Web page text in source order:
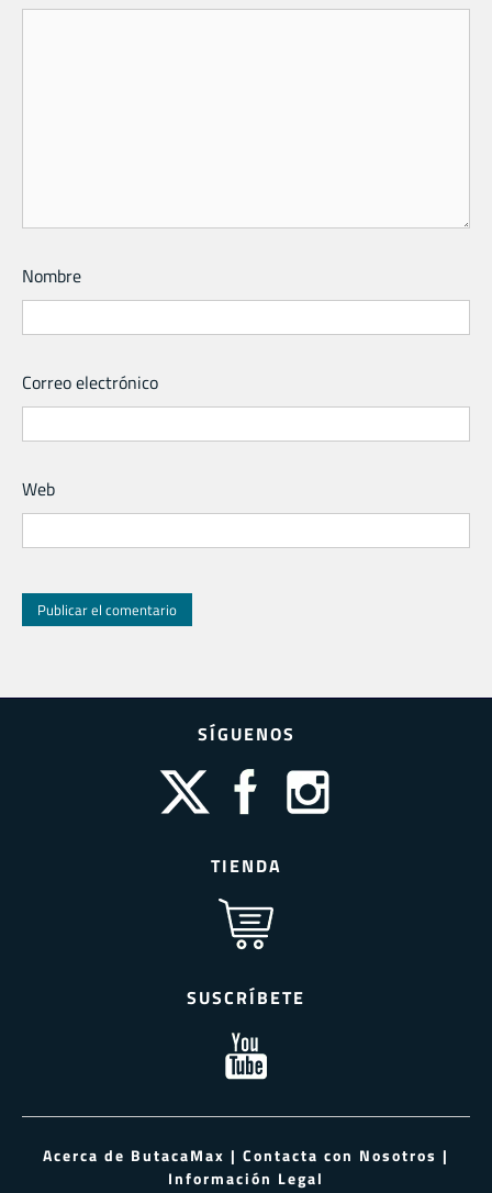
Nombre
Correo electrónico
Web
SÍGUENOS
TIENDA
SUSCRÍBETE
Acerca de ButacaMax | Contacta con Nosotros |
Información Legal